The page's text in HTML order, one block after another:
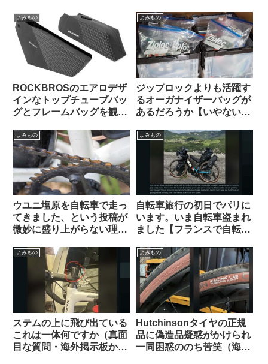
ください（海外掲示板か
ら）
よみもの
ROCKBROSのエアロデザ
インなトップチューブバッ
グとフレームバッグを観察
よみもの
ジップロックよりも活躍す
るオーガナイザーバッグが
あるだろうか【いやない・
よみもの
ウユニ塩原を自転車で走っ
てきました、という投稿が
微妙に盛り上がらない理由
よみもの
自転車旅行の初日でパリに
います。いま自転車盗まれ
ました【フランスで自転車
海外掲示板から】
よみもの
ステムの上に飛び出ている
これは一体何ですか（真面
目な質問・海外掲示板か
よみもの
Hutchinsonタイヤの正規
品に偽造品疑惑がかけられ
一同困惑ののち苦笑（海外